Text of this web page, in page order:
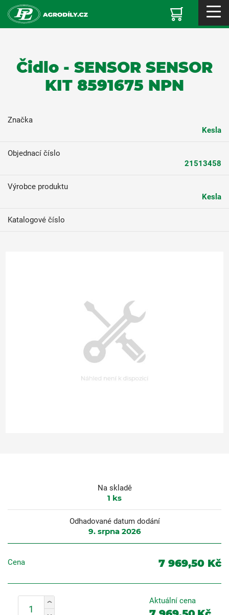
Čidlo - SENSOR SENSOR
KIT 8591675 NPN
Značka
Kesla
Objednací číslo
21513458
Výrobce produktu
Kesla
Katalogové číslo
Na skladě
1 ks
Odhadované datum dodání
9. srpna 2026
Cena 7 969,50 Kč
Aktuální cena